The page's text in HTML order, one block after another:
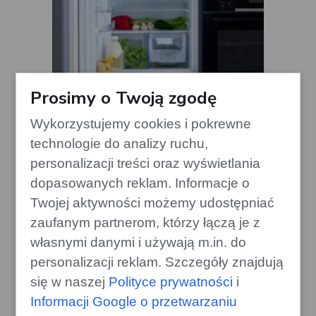
Wielka wyprzedaż: Lodówka
Whirlpool do zabudowy za 1300
zł w Media Markt
edithome.pl
Prosimy o Twoją zgodę
Wykorzystujemy cookies i pokrewne
technologie do analizy ruchu,
personalizacji treści oraz wyświetlania
dopasowanych reklam. Informacje o
Twojej aktywności możemy udostępniać
zaufanym partnerom, którzy łączą je z
własnymi danymi i używają m.in. do
personalizacji reklam. Szczegóły znajdują
się w naszej Polityce prywatności i
Informacji Google o przetwarzaniu